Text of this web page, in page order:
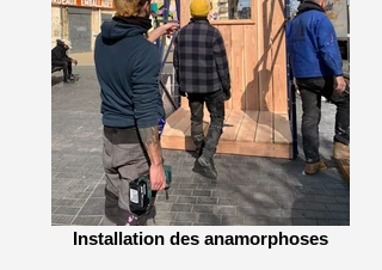
Installation des anamorphoses